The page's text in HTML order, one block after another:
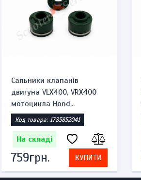
Сальники клапанів
двигуна VLX400, VRX400
мотоцикла Hond...
Код товара: 1785852041
На складі
759грн. КУПИТИ